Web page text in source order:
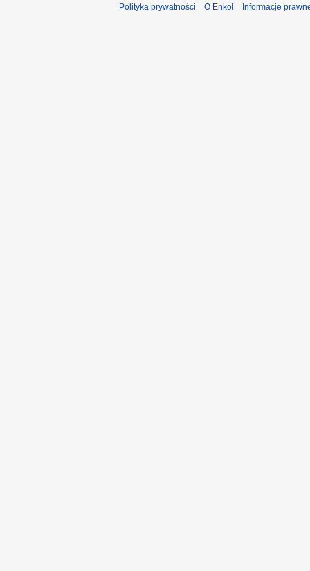
Polityka prywatności O Enkol Informacje